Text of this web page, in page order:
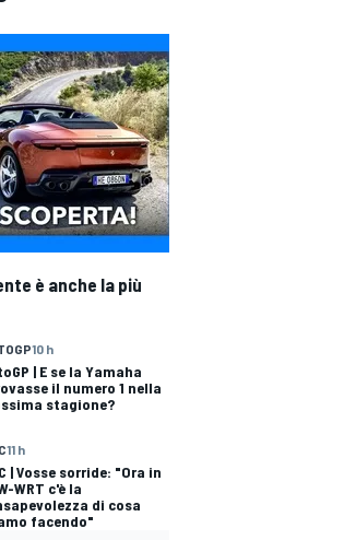
è anche la più
10 h
| E se la Yamaha
il numero 1 nella
stagione?
11 h
| Vosse sorride: "Ora in
WRT c'è la
di cosa
facendo"